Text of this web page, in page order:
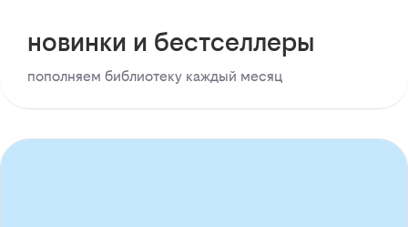
новинки и бестселлеры
пополняем библиотеку каждый месяц